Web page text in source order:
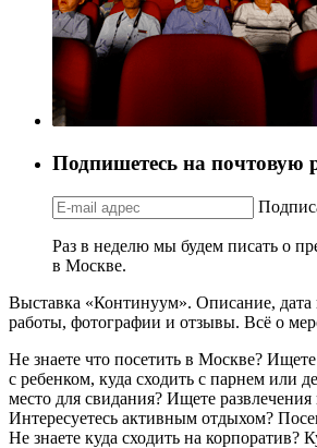
Подпишетесь на почтовую
Раз в неделю мы будем писать о
в Москве.
Выставка «Континуум». Описание,
работы, фотографии и отзывы. Всё о
Не знаете что посетить в Москве? Ищете
с ребенком, куда сходить с парнем или
место для свидания? Ищете
Интересуетесь активным отдыхом?
Не знаете куда сходить на корпоратив?